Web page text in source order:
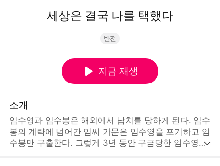
세상은 결국 나를 택했다
반전
지금 재생
소개
임수영과 임수봉은 해외에서 납치를 당하게 된다. 임수
봉의 계략에 넘어간 임씨 가문은 임수영을 포기하고 임
수봉만 구출한다. 그렇게 3년 동안 구금당한 임수영은